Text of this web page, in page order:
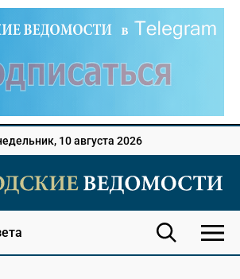
10 августа 2026